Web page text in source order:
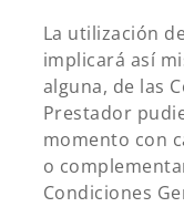
La utilización
implicará así
alguna, de las
Prestador
momento con
o
Condiciones